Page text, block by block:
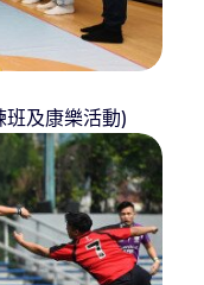
班及康樂活動)